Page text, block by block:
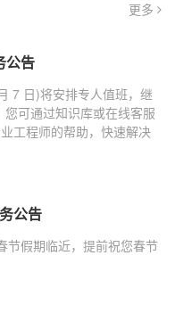
更多
公告
7 日)将安排专人值班，继
可通过知识库或在线客服
工程师的帮助，快速解决
公告
节假期临近，提前祝您春节